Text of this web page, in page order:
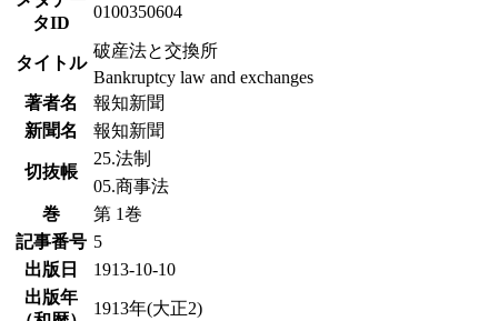
タID
0100350604
タイトル
破産法と交換所
Bankruptcy law and exchanges
著者名
報知新聞
新聞名
報知新聞
切抜帳
25.法制
05.商事法
巻
第 1巻
記事番号 5
出版日
1913-10-10
出版年
1913年(大正2)